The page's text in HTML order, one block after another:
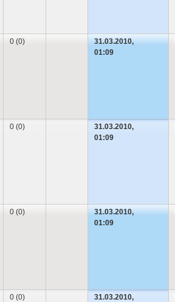
0 (0)
31.03.2010,
01:09
0 (0)
31.03.2010,
01:09
0 (0)
31.03.2010,
01:09
0 (0)
31.03.2010,